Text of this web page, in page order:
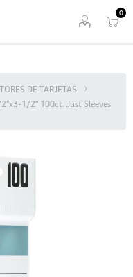
0
DE TARJETAS
1/2" 100ct. Just Sleeves